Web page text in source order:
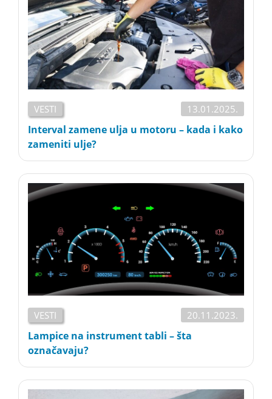
VESTI 13.01.2025.
Interval zamene ulja u motoru – kada i kako
zameniti ulje?
VESTI 20.11.2023.
Lampice na instrument tabli – šta
označavaju?